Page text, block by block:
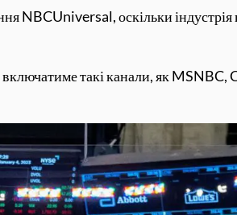
NBCUniversal, оскільки
такі канали, як MSNBC,